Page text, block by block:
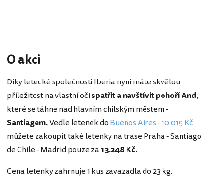
O akci
Díky letecké společnosti Iberia nyní máte skvělou
příležitost na vlastní očispatřit a navštívit pohoří And,
které se táhne nad hlavním chilským městem -
Santiagem.Vedle letenek do Buenos Aires - 10.019 Kč
můžete zakoupit také letenky na trase Praha - Santiago
de Chile - Madrid pouze za13.248 Kč.
Cena letenky zahrnuje 1 kus zavazadla do 23 kg.